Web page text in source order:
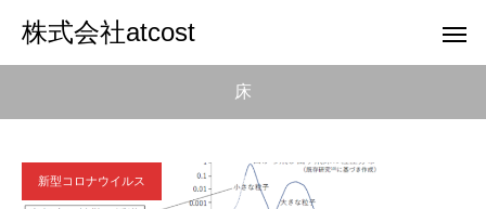
株式会社atcost
床
新型コロナウイルス